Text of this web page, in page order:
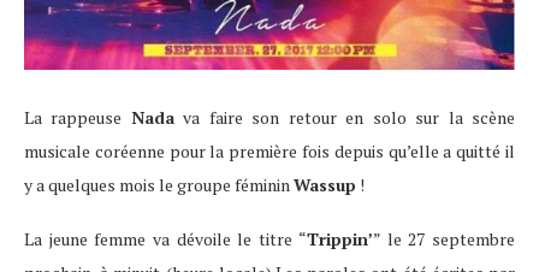
La rappeuse Nadava faire son retour en solo sur la scène
musicale coréenne pour la première fois depuis qu’elle a quitté il
y a quelques mois le groupe fémininWassup !
La jeune femme va dévoile le titre “Trippin’” le 27 septembre